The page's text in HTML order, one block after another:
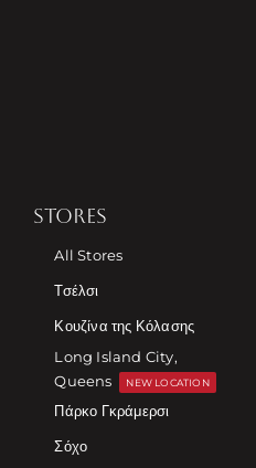
STORES
All Stores
Τσέλσι
Κουζίνα της Κόλασης
Long Island City,
Queens
NEW LOCATION
Πάρκο Γκράμερσι
Σόχο